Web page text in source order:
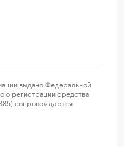
выдано Федеральной
о регистрации средства
сопровождаются